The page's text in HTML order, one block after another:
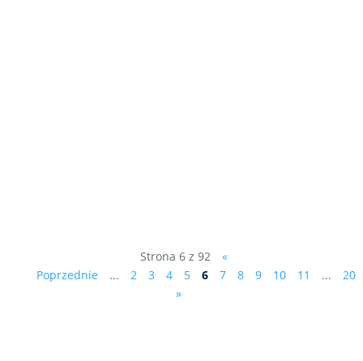
Strona 6 z 92
«
Poprzednie
... 2 3 4 5 6 7 8 9 10 11 ...
20
»